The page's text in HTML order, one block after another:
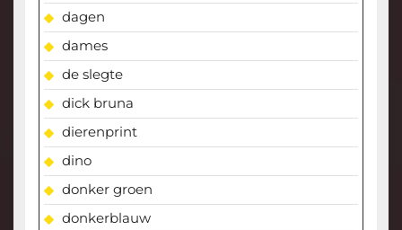
dagen
dames
de slegte
dick bruna
dierenprint
dino
donker groen
donkerblauw